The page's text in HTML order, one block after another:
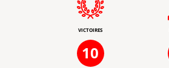
VICTOIRES
10